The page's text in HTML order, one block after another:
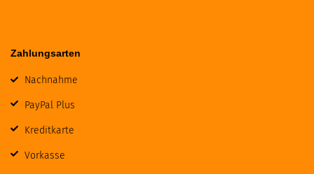
Zahlungsarten
Nachnahme
PayPal Plus
Kreditkarte
Vorkasse